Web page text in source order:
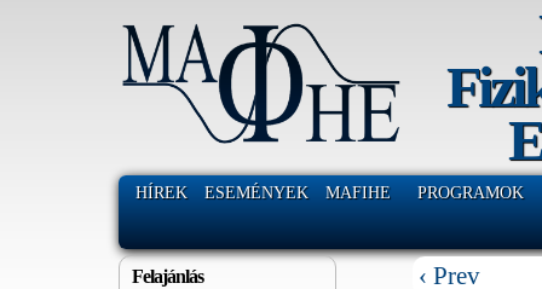
HÍREK ESEMÉNYEK MAFIHE PROGRAMOK
Felajánlás ‹ Prev